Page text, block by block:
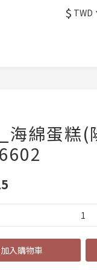
$ TWD
海綿蛋糕(
加入購物車